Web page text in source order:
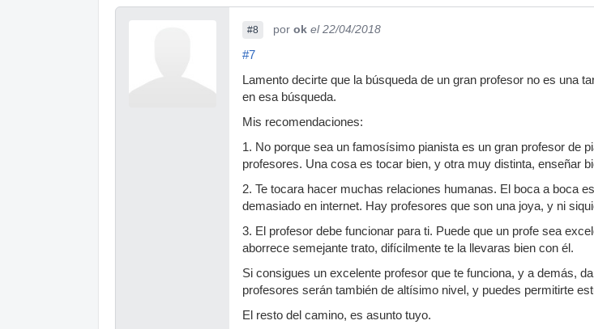
#8 por ok el 22/04/2018
#7
Lamento decirte que la búsqueda de un gran profesor no es una
en esa búsqueda.
Mis recomendaciones:
1. No porque sea un famosísimo pianista es un gran profesor de
profesores. Una cosa es tocar bien, y otra muy distinta, enseñar
2. Te tocara hacer muchas relaciones humanas. El boca a boca
demasiado en internet. Hay profesores que son una joya, y ni
3. El profesor debe funcionar para ti. Puede que un profe sea
aborrece semejante trato, difícilmente te la llevaras bien con él.
Si consigues un excelente profesor que te funciona, y a demás,
profesores serán también de altísimo nivel, y puedes permitirte
El resto del camino, es asunto tuyo.